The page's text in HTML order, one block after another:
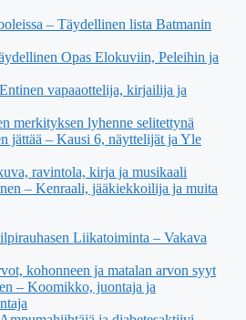
– Täydellinen lista Batmanin
Opas Elokuviin, Peleihin ja
vapaaottelija, kirjailija ja
merkityksen lyhenne selitettynä
jättää – Kausi 6, näyttelijät ja Yle
ravintola, kirja ja musikaali
– Kenraali, jääkiekkoilija ja muita
Liikatoiminta – Vakava
kohonneen ja matalan arvon syyt
– Koomikko, juontaja ja